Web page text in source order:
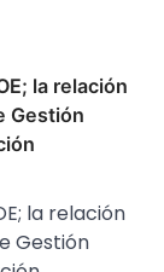
la relación
Gestión
la relación
Gestión